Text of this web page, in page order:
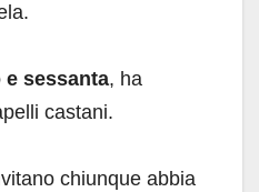
e sessanta, ha
castani.
chiunque abbia